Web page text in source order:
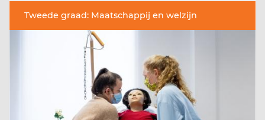
Tweede graad: Maatschappij en welzijn